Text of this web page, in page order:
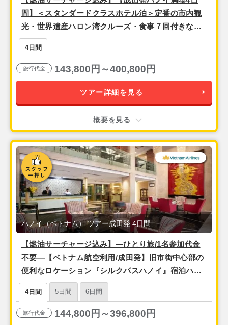
間】＜スタンダードクラスホテル泊＞定番の市内観
光・世界遺産ハロン湾クルーズ・食事７回付きなど
盛りだくさん！
4日間
旅行代金 143,800円～400,800円
ツアー詳細を見る
概要を見る
【燃油サーチャージ込み】―ひとり旅/1名参加代金
不要―【ベトナム航空利用/成田発】旧市街中心部の
便利なロケーション『シルクパスハノイ』宿泊ハノ
イ2泊4日
ハノイ（ベトナム） ツアー成田発 4日間
4日間 5日間 6日間
旅行代金 144,800円～396,800円